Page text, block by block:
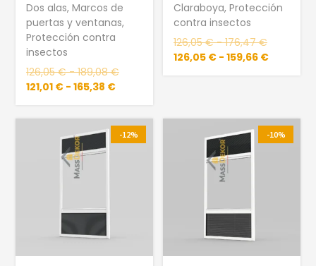
Dos alas, Marcos de
puertas y ventanas,
Protección contra
insectos
126,05€ - 189,08€
121,01 € - 165,38 €
Claraboya, Protección
contra insectos
126,05€ - 176,47€
126,05 € - 159,66 €
-12% -10%